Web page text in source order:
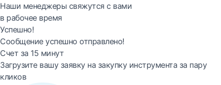
Наши менеджеры свяжутся с вами
в рабочее время
Успешно!
Сообщение успешно отправлено!
Счет за 15 минут
Загрузите вашу заявку на закупку инструмента за пару
кликов